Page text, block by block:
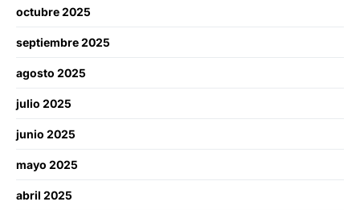
octubre 2025
septiembre 2025
agosto 2025
julio 2025
junio 2025
mayo 2025
abril 2025